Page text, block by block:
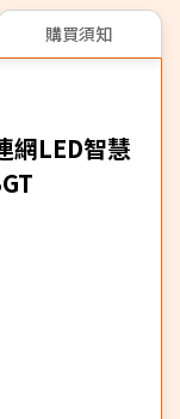
購買須知
網LED智慧